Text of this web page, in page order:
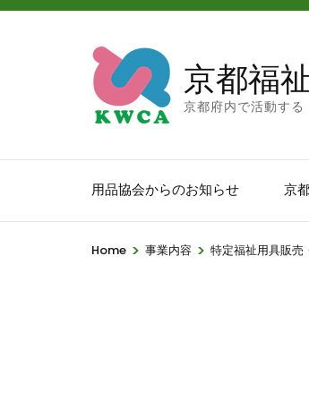
京都福
京都府内で活動す
用品協会からのお知らせ 京
Home > 事業内容 > 特定福祉用具販売